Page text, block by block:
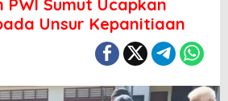
Sumut Ucapkan
Unsur Kepanitiaan